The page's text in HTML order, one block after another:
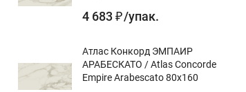
4 683 ₽ /упак.
Атлас Конкорд ЭМПАИР
АРАБЕСКАТО / Atlas Concorde
Empire Arabescato 80x160